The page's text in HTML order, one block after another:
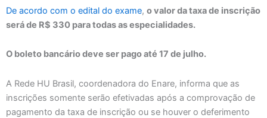
De acordo com o edital do exame, o valor da taxa de inscrição
será de R$ 330 para todas as especialidades.
O boleto bancário deve ser pago até 17 de julho.
A Rede HU Brasil, coordenadora do Enare, informa que as
inscrições somente serão efetivadas após a comprovação de
pagamento da taxa de inscrição ou se houver o deferimento